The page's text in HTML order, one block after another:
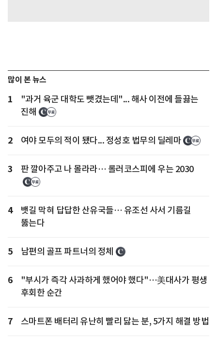
많이 본 뉴스
1
"과거 육군 대학도 뺏겼는데"... 해사 이전에 들끓는
진해
2 여야 모두의 적이 됐다... 정성호 법무의 딜레마
3 판 깔아주고 나 몰라라… 롤러코스피에 우는 2030
4
뱃길 막혀 답답한 산유국들… 유조선 사서 기름길
뚫는다
5 남편의 골프 파트너의 정체
6
"부시가 즉각 사과하게 했어야 했다"…美대사가 평생
후회한 순간
7 스마트폰 배터리 유난히 빨리 닳는 분, 5가지 해결 방법